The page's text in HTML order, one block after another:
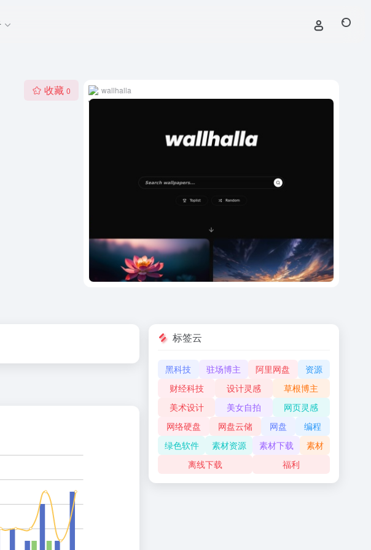
收藏 0 wallhalla
标签云
黑科技 驻场博主 阿里网盘
资源
财经科技
设计灵感
草根博主
美术设计
美女自拍
网页灵感
网络硬盘
网盘云储 网盘
编程
绿色软件
素材资源 素材下载
素材
离线下载
福利